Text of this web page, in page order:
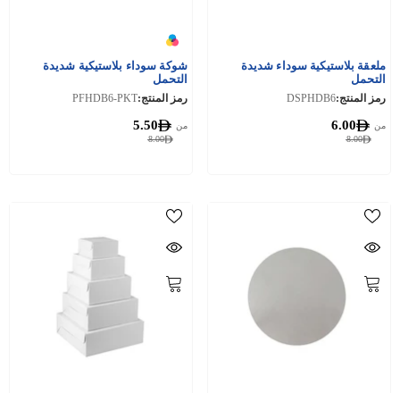
ملعقة بلاستيكية سوداء شديدة
التحمل
رمز المنتج:DSPHDB6
8.00
من 6.00
شوكة سوداء بلاستيكية شديدة
التحمل
رمز المنتج:PFHDB6-PKT
8.00
من 5.50